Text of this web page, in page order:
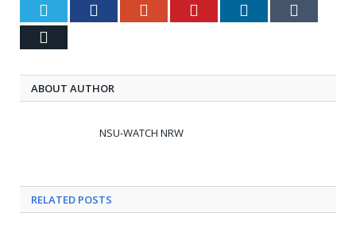
Twitter Facebook Google+ Pinterest LinkedIn
ABOUT AUTHOR
NSU-WATCH NRW
RELATED POSTS